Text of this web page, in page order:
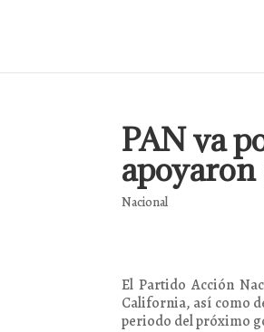
PAN va
Nacional
El Partido Acción
California, así como
periodo del próximo